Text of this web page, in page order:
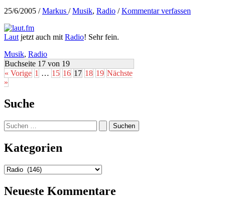
25/6/2005 /Markus /Musik, Radio /Kommentar verfassen
Lautjetzt auch mitRadio! Sehr fein.
Musik, Radio
Buchseite 17 von 19
« Vorige 1 … 15 16 17 18 19 Nächste
»
Suche
Suchen
nach:
Kategorien
Kategorien
Neueste Kommentare